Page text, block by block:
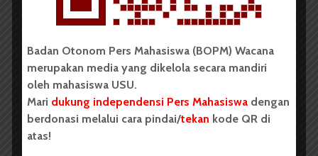
BPDP Sosialisasikan Lomba Riset
Mahasiswa 2026, Dorong Inovasi
Penelitian dalam Sektor
Perkebunan
...
Badan Otonom Pers Mahasiswa (BOPM) Wacana
merupakan media yang dikelola secara mandiri
oleh mahasiswa USU.
Mari dukung independensi Pers Mahasiswa dengan
berdonasi melalui cara pindai/tekan kode QR di
atas!